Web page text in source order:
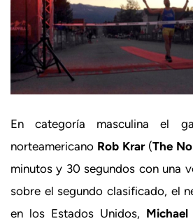
En categoría masculina el
norteamericano Rob Krar(The
minutos y 30 segundos con una
sobre el segundo clasificado, el
en los Estados Unidos, Michael